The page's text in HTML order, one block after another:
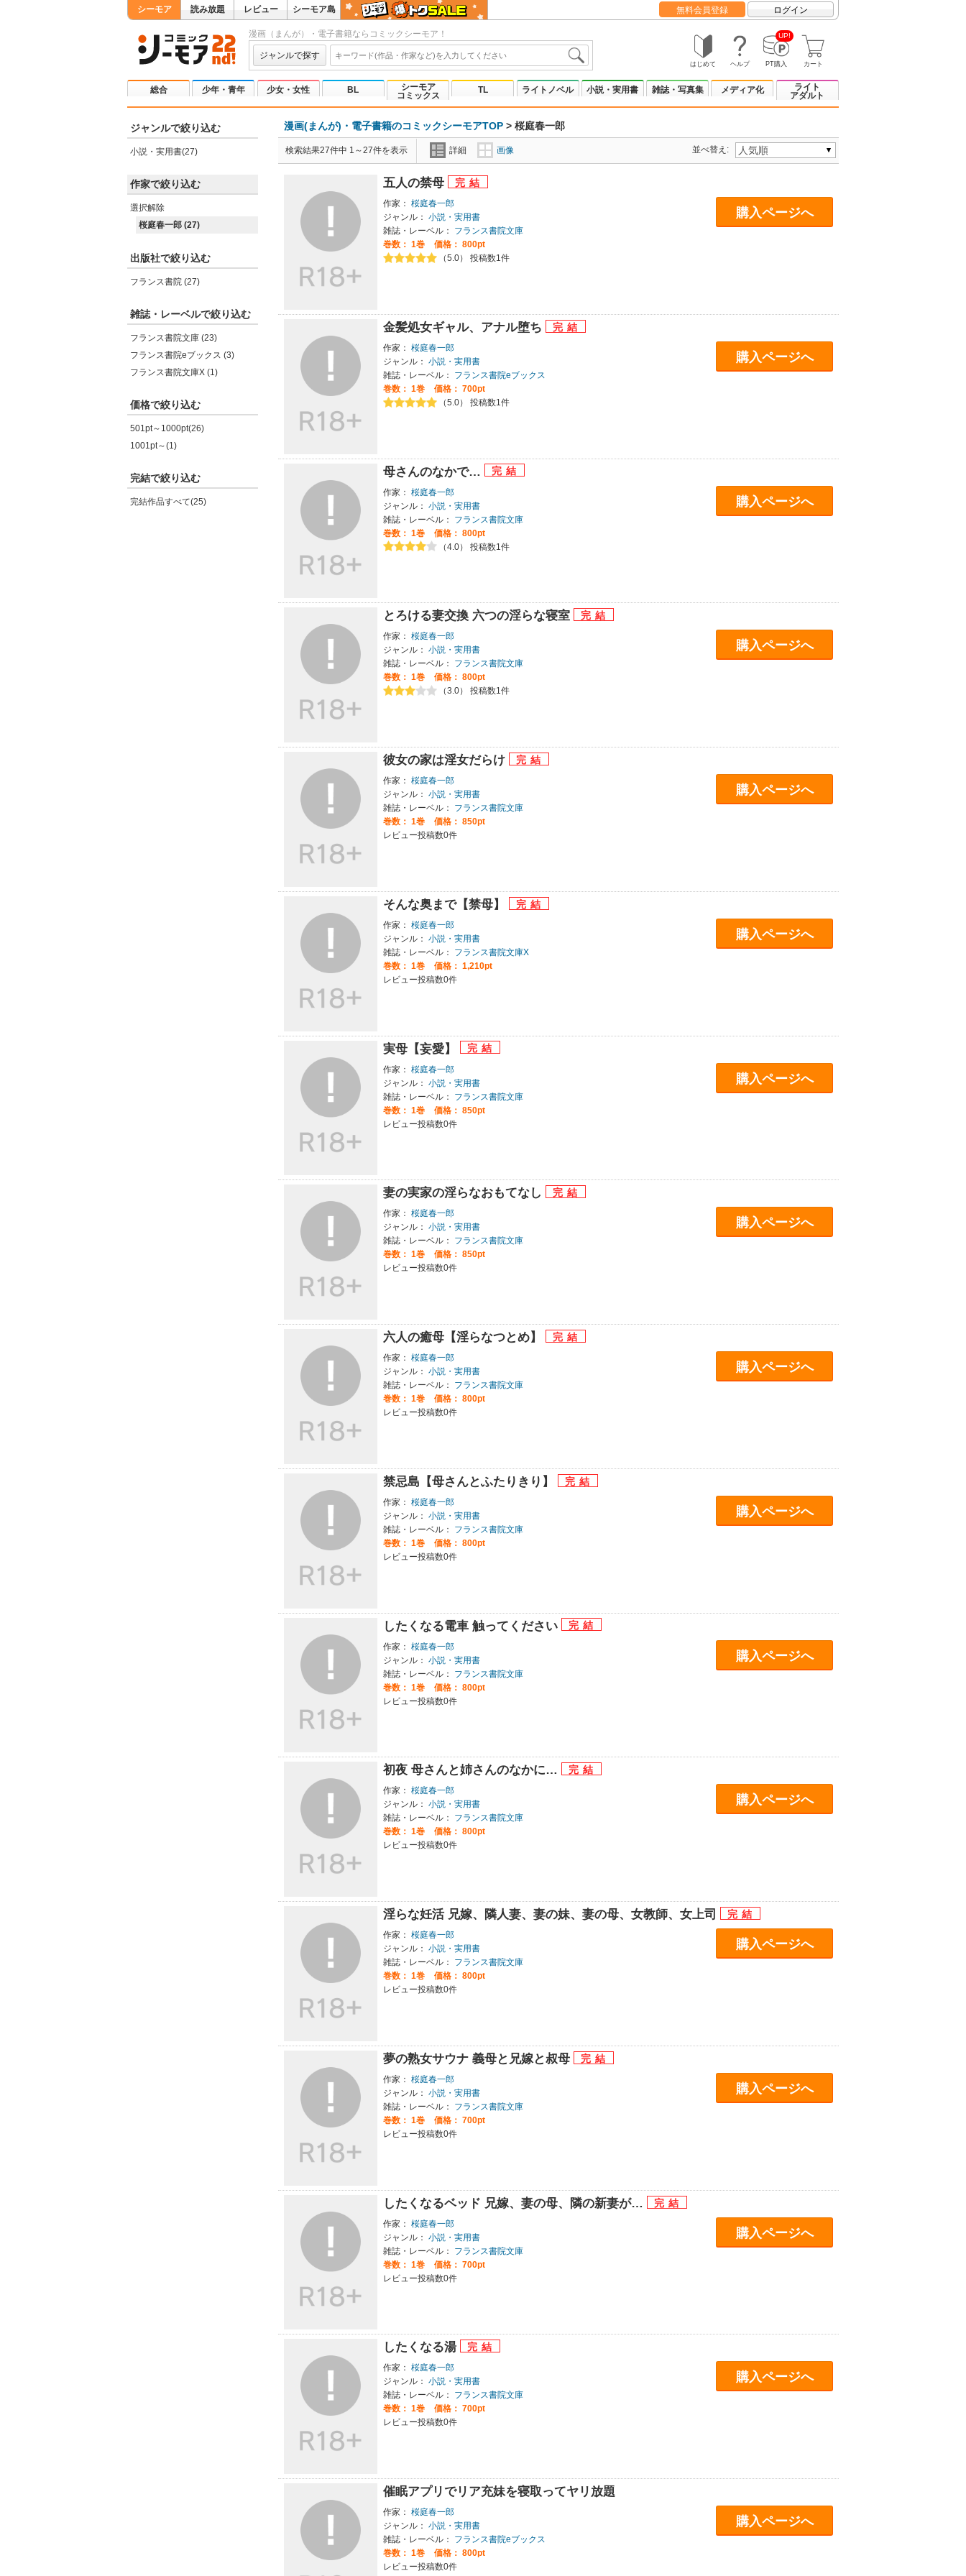
シーモア 読み放題 レビュー シーモア島 無料会員登録 ログイン
漫画（まんが）・電子書籍ならコミックシーモア！
ジャンルで探す
はじめて ヘルプ
UP!
PT購入 カート
総合 少年・青年 少女・女性 BL
シーモア
コミックス
TL ライトノベル 小説・実用書 雑誌・写真集 メディア化
ライト
アダルト
ジャンルで絞り込む
小説・実用書(27)
作家で絞り込む
選択解除
桜庭春一郎 (27)
出版社で絞り込む
フランス書院 (27)
雑誌・レーベルで絞り込む
フランス書院文庫 (23)
フランス書院eブックス (3)
フランス書院文庫X (1)
価格で絞り込む
501pt～1000pt(26)
1001pt～(1)
完結で絞り込む
完結作品すべて(25)
漫画(まんが)・電子書籍のコミックシーモアTOP > 桜庭春一郎
検索結果27件中 1～27件を表示 詳細 画像 並べ替え:
五人の禁母
作家： 桜庭春一郎
ジャンル： 小説・実用書
雑誌・レーベル：
フランス書院文庫
巻数： 1巻
価格： 800pt
（5.0） 投稿数1件
購入ページへ
金髪処女ギャル、アナル堕ち
作家： 桜庭春一郎
ジャンル： 小説・実用書
雑誌・レーベル：
フランス書院eブックス
巻数： 1巻
価格： 700pt
（5.0） 投稿数1件
購入ページへ
母さんのなかで…
作家： 桜庭春一郎
ジャンル： 小説・実用書
雑誌・レーベル：
フランス書院文庫
巻数： 1巻
価格： 800pt
（4.0） 投稿数1件
購入ページへ
とろける妻交換 六つの淫らな寝室
作家： 桜庭春一郎
ジャンル： 小説・実用書
雑誌・レーベル：
フランス書院文庫
巻数： 1巻
価格： 800pt
（3.0） 投稿数1件
購入ページへ
彼女の家は淫女だらけ
作家： 桜庭春一郎
ジャンル： 小説・実用書
雑誌・レーベル：
フランス書院文庫
巻数： 1巻
価格： 850pt
レビュー投稿数0件
購入ページへ
そんな奥まで【禁母】
作家： 桜庭春一郎
ジャンル： 小説・実用書
雑誌・レーベル：
フランス書院文庫X
巻数： 1巻
価格： 1,210pt
レビュー投稿数0件
購入ページへ
実母【妄愛】
作家： 桜庭春一郎
ジャンル： 小説・実用書
雑誌・レーベル：
フランス書院文庫
巻数： 1巻
価格： 850pt
レビュー投稿数0件
購入ページへ
妻の実家の淫らなおもてなし
作家： 桜庭春一郎
ジャンル： 小説・実用書
雑誌・レーベル：
フランス書院文庫
巻数： 1巻
価格： 850pt
レビュー投稿数0件
購入ページへ
六人の癒母【淫らなつとめ】
作家： 桜庭春一郎
ジャンル： 小説・実用書
雑誌・レーベル：
フランス書院文庫
巻数： 1巻
価格： 800pt
レビュー投稿数0件
購入ページへ
禁忌島【母さんとふたりきり】
作家： 桜庭春一郎
ジャンル： 小説・実用書
雑誌・レーベル：
フランス書院文庫
巻数： 1巻
価格： 800pt
レビュー投稿数0件
購入ページへ
したくなる電車 触ってください
作家： 桜庭春一郎
ジャンル： 小説・実用書
雑誌・レーベル：
フランス書院文庫
巻数： 1巻
価格： 800pt
レビュー投稿数0件
購入ページへ
初夜 母さんと姉さんのなかに…
作家： 桜庭春一郎
ジャンル： 小説・実用書
雑誌・レーベル：
フランス書院文庫
巻数： 1巻
価格： 800pt
レビュー投稿数0件
購入ページへ
淫らな妊活 兄嫁、隣人妻、妻の妹、妻の母、女教師、女上司
作家： 桜庭春一郎
ジャンル： 小説・実用書
雑誌・レーベル：
フランス書院文庫
巻数： 1巻
価格： 800pt
レビュー投稿数0件
購入ページへ
夢の熟女サウナ 義母と兄嫁と叔母
作家： 桜庭春一郎
ジャンル： 小説・実用書
雑誌・レーベル：
フランス書院文庫
巻数： 1巻
価格： 700pt
レビュー投稿数0件
購入ページへ
したくなるベッド 兄嫁、妻の母、隣の新妻が…
作家： 桜庭春一郎
ジャンル： 小説・実用書
雑誌・レーベル：
フランス書院文庫
巻数： 1巻
価格： 700pt
レビュー投稿数0件
購入ページへ
したくなる湯
作家： 桜庭春一郎
ジャンル： 小説・実用書
雑誌・レーベル：
フランス書院文庫
巻数： 1巻
価格： 700pt
レビュー投稿数0件
購入ページへ
催眠アプリでリア充妹を寝取ってヤリ放題
作家： 桜庭春一郎
ジャンル： 小説・実用書
雑誌・レーベル：
フランス書院eブックス
巻数： 1巻
価格： 800pt
レビュー投稿数0件
購入ページへ